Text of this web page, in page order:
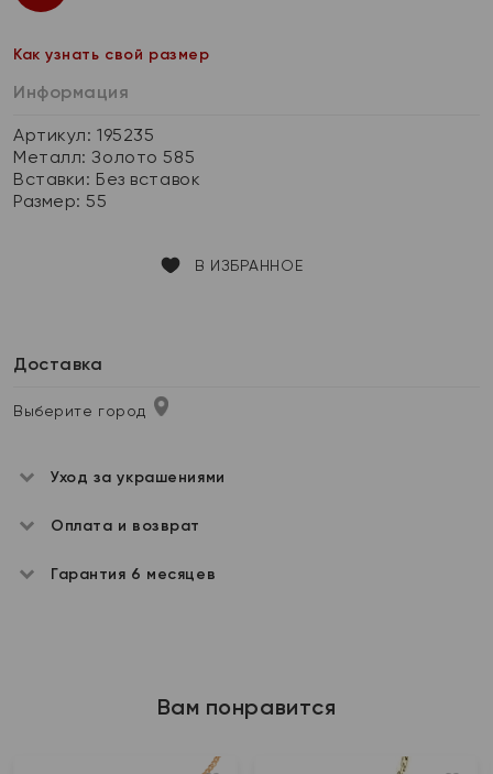
Как узнать свой размер
Информация
Артикул: 195235
Металл:Золото 585
Вставки: Без вставок
Размер:55
В ИЗБРАННОЕ
Доставка
Выберите город
Уход за украшениями
Оплата и возврат
Гарантия 6 месяцев
Вам понравится